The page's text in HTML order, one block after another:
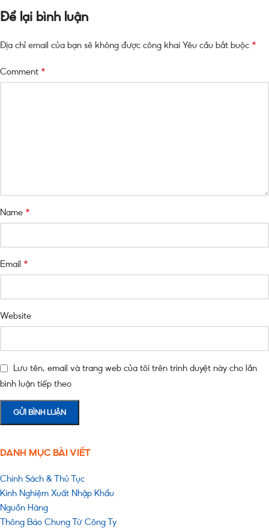
Để lại bình luận
Địa chỉ email của bạn sẽ không được công khai Yêu cầu bắt buộc *
Comment *
Name *
Email *
Website
Lưu tên, email và trang web của tôi trên trình duyệt này cho lần
bình luận tiếp theo
DANH MỤC BÀI VIẾT
Chính Sách & Thủ Tục
Kinh Nghiệm Xuất Nhập Khẩu
Nguồn Hàng
Thông Báo Chung Từ Công Ty